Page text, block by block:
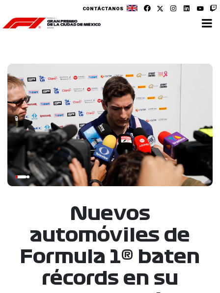
CONTÁCTANOS
Nuevos
automóviles de
Formula 1® baten
récords en su